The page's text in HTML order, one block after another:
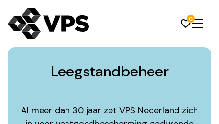
0
Leegstandbeheer
Al meer dan 30 jaar zet VPS Nederland zich